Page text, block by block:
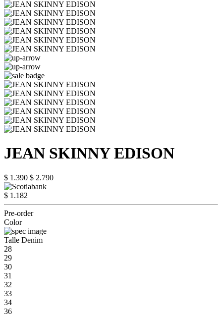
JEAN SKINNY EDISON
$ 1.390 $ 2.790
$ 1.182
Pre-order
Color
Talle Denim
28
29
30
31
32
33
34
36